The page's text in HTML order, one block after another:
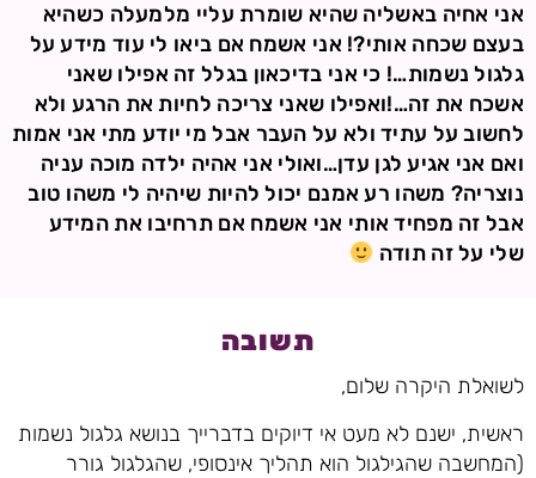
אני אחיה באשליה שהיא שומרת עליי מלמעלה כשהיא
בעצם שכחה אותי?! אני אשמח אם ביאו לי עוד מידע על
גלגול נשמות…! כי אני בדיכאון בגלל זה אפילו שאני
אשכח את זה…!ואפילו שאני צריכה לחיות את הרגע ולא
לחשוב על עתיד ולא על העבר אבל מי יודע מתי אני אמות
ואם אני אגיע לגן עדן…ואולי אני אהיה ילדה מוכה עניה
נוצריה? משהו רע אמנם יכול להיות שיהיה לי משהו טוב
אבל זה מפחיד אותי אני אשמח אם תרחיבו את המידע
שלי על זה תודה
תשובה
לשואלת היקרה שלום,
ראשית, ישנם לא מעט אי דיוקים בדברייך בנושא גלגול נשמות
(המחשבה שהגילגול הוא תהליך אינסופי, שהגלגול גורר